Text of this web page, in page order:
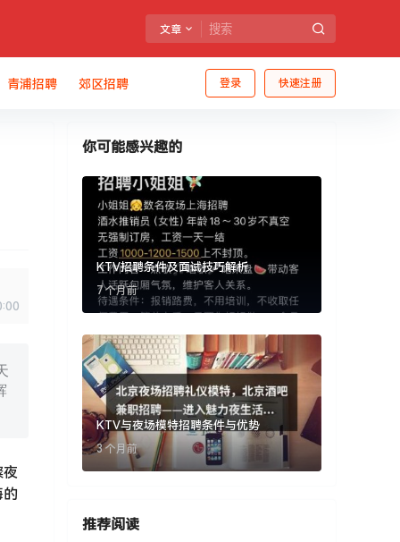
文章
登录 快速注册
青浦招聘 郊区招聘
夜
你可能感兴趣的
KTV招聘条件及面试技巧解析
7 个月前
KTV与夜场模特招聘条件与优势
3 个月前
推荐阅读